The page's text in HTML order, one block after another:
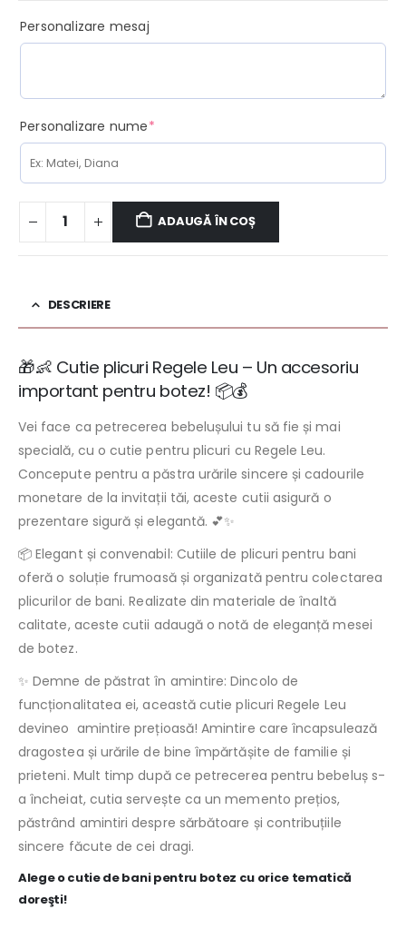
Personalizare mesaj
Personalizare nume*(required)
ADAUGĂ ÎN COȘ
DESCRIERE
🎁👶 Cutie plicuri Regele Leu – Un accesoriu
important pentru botez! 📦💰
Vei face ca petrecerea bebelușului tu să fie și mai
specială, cu o cutie pentru plicuri cu Regele Leu.
Concepute pentru a păstra urările sincere și cadourile
monetare de la invitații tăi, aceste cutii asigură o
prezentare sigură și elegantă. 💕✨
📦 Elegant și convenabil: Cutiile de plicuri pentru bani
oferă o soluție frumoasă și organizată pentru colectarea
plicurilor de bani. Realizate din materiale de înaltă
calitate, aceste cutii adaugă o notă de eleganță mesei
de botez.
✨ Demne de păstrat în amintire: Dincolo de
funcționalitatea ei, această cutie plicuri Regele Leu
devineo amintire prețioasă! Amintire care încapsulează
dragostea și urările de bine împărtășite de familie și
prieteni. Mult timp după ce petrecerea pentru bebeluș s-
a încheiat, cutia servește ca un memento prețios,
păstrând amintiri despre sărbătoare și contribuțiile
sincere făcute de cei dragi.
Alege o cutie de bani pentru botez cu orice tematică
doreşti!